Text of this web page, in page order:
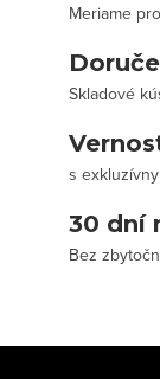
Meriame
Skladové
s
30 dní
Bez